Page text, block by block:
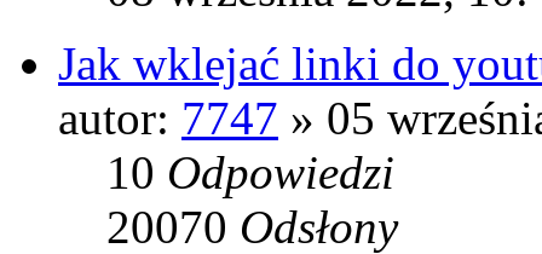
Jak wklejać linki do
autor: 7747 » 05
10 Odpowiedzi
20070 Odsłony